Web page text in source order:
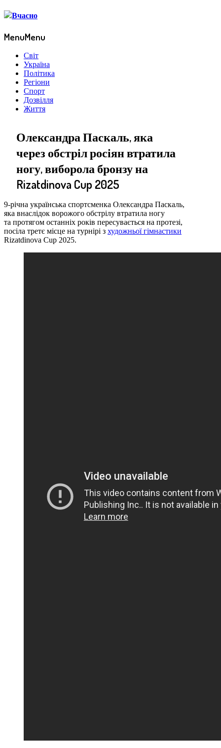
MenuMenu
Світ
Україна
Політика
Регіони
Спорт
Дозвілля
Життя
Олександра Паскаль, яка
через обстріл росіян втратила
ногу, виборола бронзу на
Rizatdinova Cup 2025
9-річна українська спортсменка Олександра Паскаль,
яка внаслідок ворожого обстрілу втратила ногу
та протягом останніх років пересувається на протезі,
посіла третє місце на турнірі з художньої гімнастики
Rizatdinova Cup 2025.